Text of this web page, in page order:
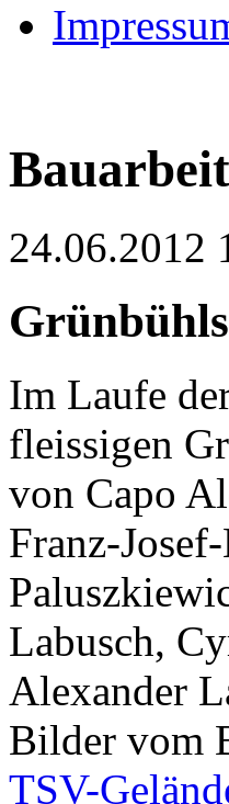
24.06.2012
Im Laufe
fleissigen
von Capo
Franz-
Labusch,
Alexander
Bilder vom
TSV-